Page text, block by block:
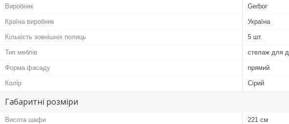
Виробник Gerbor
Країна виробник Україна
Кількість зовнішніх полиць 5 шт.
Тип меблів стелаж для
Форма фасаду прямий
Колір Сірий
Габаритні розміри
Висота шафи 221 см